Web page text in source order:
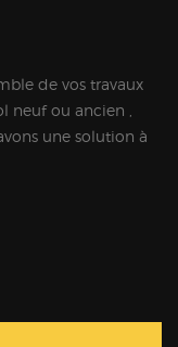
de vos travaux
neuf ou ancien ,
une solution à